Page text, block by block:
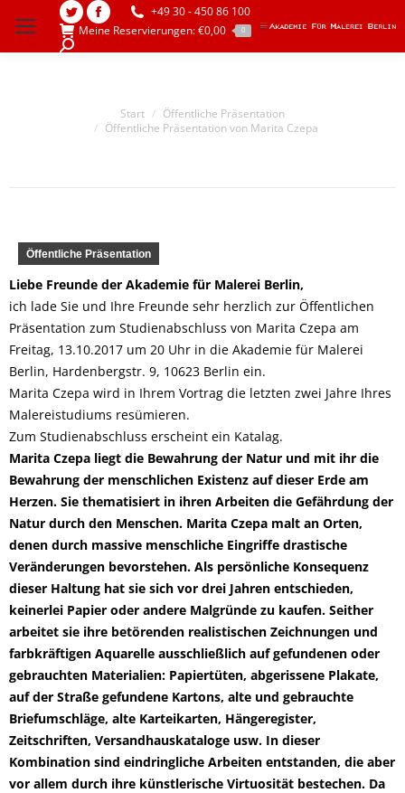
Twitter
page
Facebook
new
+49 30 - 450 86 100
Meine Reservierungen:€0,00 0
Search:
Sie befinden sich hier:
Start
Öffentliche Präsentation
Öffentliche Präsentation von Marita Czepa
Öffentliche Präsentation
Liebe Freunde der Akademie für Malerei Berlin,
ich lade Sie und Ihre Freunde sehr herzlich zur Öffentlichen
Präsentation zum Studienabschluss von Marita Czepa am
Freitag, 13.10.2017 um 20 Uhr in die Akademie für Malerei
Berlin, Hardenbergstr. 9, 10623 Berlin ein.
Marita Czepa wird in Ihrem Vortrag die letzten zwei Jahre Ihres
Malereistudiums resümieren.
Zum Studienabschluss erscheint ein Katalag.
Marita Czepa liegt die Bewahrung der Natur und mit ihr die
Bewahrung der menschlichen Existenz auf dieser Erde am
Herzen. Sie thematisiert in ihren Arbeiten die Gefährdung der
Natur durch den Menschen. Marita Czepa malt an Orten,
denen durch massive menschliche Eingriffe drastische
Veränderungen bevorstehen. Als persönliche Konsequenz
dieser Haltung hat sie sich vor drei Jahren entschieden,
keinerlei Papier oder andere Malgründe zu kaufen. Seither
arbeitet sie ihre betörenden realistischen Zeichnungen und
farbkräftigen Aquarelle ausschließlich auf gefundenen oder
gebrauchten Materialien: Papiertüten, abgerissene Plakate,
auf der Straße gefundene Kartons, alte und gebrauchte
Briefumschläge, alte Karteikarten, Hängeregister,
Zeitschriften, Versandhauskataloge usw. In dieser
Kombination sind eindringliche Arbeiten entstanden, die aber
vor allem durch ihre künstlerische Virtuosität bestechen. Da